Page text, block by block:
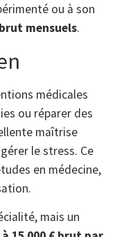
ou à son
mensuels.
médicales
ou réparer des
maîtrise
le stress. Ce
en médecine,
mais un